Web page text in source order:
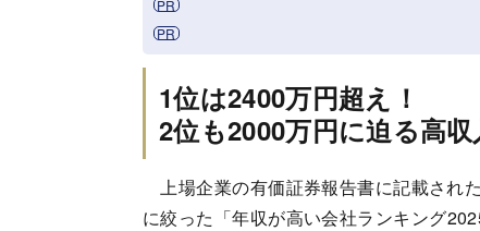
1位は2400万円超え！
2位も2000万円に迫る高収
上場企業の有価証券報告書に記載され
に絞った「年収が高い会社ランキング